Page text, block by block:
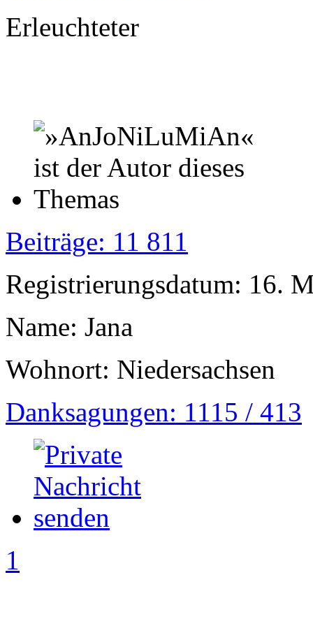
Erleuchteter
Beiträge: 11 811
Registrierungsdatum: 16.
Name: Jana
Wohnort: Niedersachsen
Danksagungen: 1115 / 413
1